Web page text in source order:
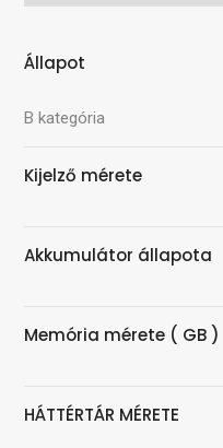
Állapot
B kategória
Kijelző mérete
Akkumulátor állapota
Memória mérete ( GB )
HÁTTÉRTÁR MÉRETE